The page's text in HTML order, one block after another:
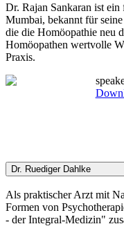
Dr. Rajan Sankaran ist
Mumbai, bekannt für
die die Homöopathie neu
Homöopathen wertvolle
Praxis.
Dr. Ruediger Dahlke
Als praktischer Arzt mit
Formen von
- der Integral-Medizin"